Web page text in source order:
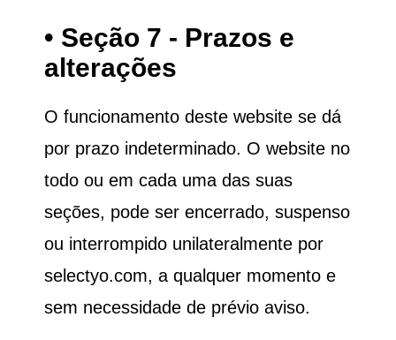
• Seção 7 - Prazos e
alterações
O funcionamento deste website se dá
por prazo indeterminado. O website no
todo ou em cada uma das suas
seções, pode ser encerrado, suspenso
ou interrompido unilateralmente por
selectyo.com, a qualquer momento e
sem necessidade de prévio aviso.